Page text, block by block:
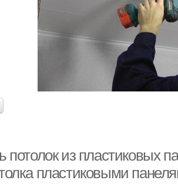
потолок из пластиковых
пластиковыми